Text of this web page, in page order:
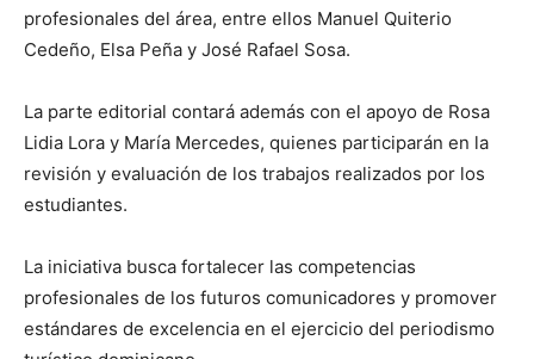
profesionales del área, entre ellos Manuel Quiterio
Cedeño, Elsa Peña y José Rafael Sosa.
La parte editorial contará además con el apoyo de Rosa
Lidia Lora y María Mercedes, quienes participarán en la
revisión y evaluación de los trabajos realizados por los
estudiantes.
La iniciativa busca fortalecer las competencias
profesionales de los futuros comunicadores y promover
estándares de excelencia en el ejercicio del periodismo